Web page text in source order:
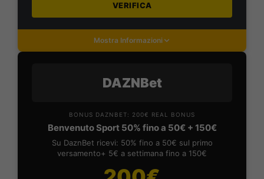
VERIFICA
Mostra Informazioni
DAZNBet
BONUS DAZNBET: 200€ REAL BONUS
Benvenuto Sport 50% fino a 50€ + 150€
Su DaznBet ricevi: 50% fino a 50€ sul primo
versamento+ 5€ a settimana fino a 150€